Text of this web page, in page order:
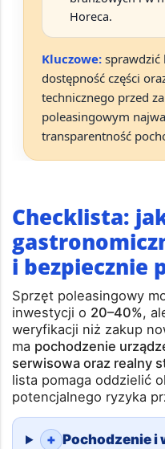
Horeca.
Kluczowe: sprawdzić
dostępność części
technicznego przed
poleasingowym
transparentność
Checklista:
i bezpiecznie
Sprzęt poleasingowy
inwestycji o 20–40%,
weryfikacji niż zakup
ma pochodzenie
serwisowa oraz realny
lista pomaga oddzielić
potencjalnego ryzyka
+ Pochodzenie i